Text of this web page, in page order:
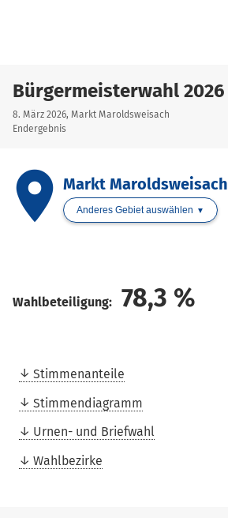
Bürgermeisterwahl 2026
8. März 2026, Markt Maroldsweisach
Endergebnis
placeMarkt Maroldsweisach
Anderes Gebiet auswählen
Wahlbeteiligung: 78,3 %
Stimmenanteile
Stimmendiagramm
Urnen- und Briefwahl
Wahlbezirke